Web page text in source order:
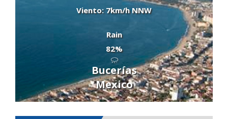
Viento: 7km/h NNW
Rain
82%
Bucerías
Mexico